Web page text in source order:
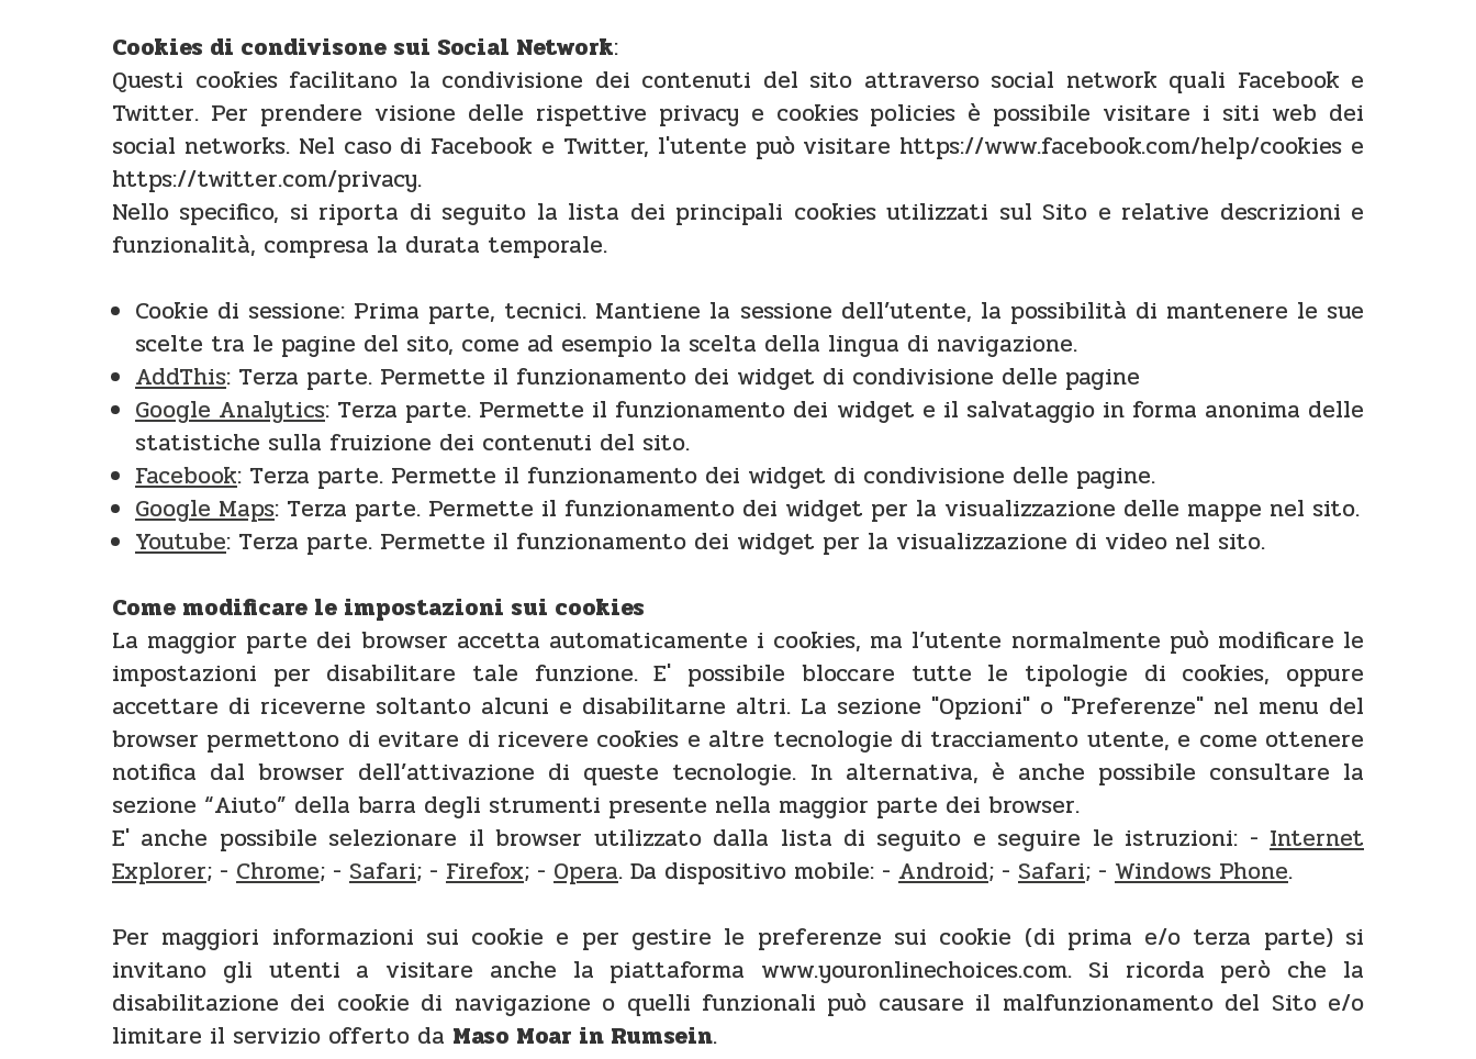
Cookies di condivisone sui Social Network:
Questi cookies facilitano la condivisione dei contenuti del sito attraverso social network quali Facebook e
Twitter. Per prendere visione delle rispettive privacy e cookies policies è possibile visitare i siti web dei
social networks. Nel caso di Facebook e Twitter, l'utente può visitare https://www.facebook.com/help/cookies e
https://twitter.com/privacy.
Nello specifico, si riporta di seguito la lista dei principali cookies utilizzati sul Sito e relative descrizioni e
funzionalità, compresa la durata temporale.
Cookie di sessione: Prima parte, tecnici. Mantiene la sessione dell’utente, la possibilità di mantenere le sue
scelte tra le pagine del sito, come ad esempio la scelta della lingua di navigazione.
AddThis: Terza parte. Permette il funzionamento dei widget di condivisione delle pagine
Google Analytics: Terza parte. Permette il funzionamento dei widget e il salvataggio in forma anonima delle
statistiche sulla fruizione dei contenuti del sito.
Facebook: Terza parte. Permette il funzionamento dei widget di condivisione delle pagine.
Google Maps: Terza parte. Permette il funzionamento dei widget per la visualizzazione delle mappe nel sito.
Youtube: Terza parte. Permette il funzionamento dei widget per la visualizzazione di video nel sito.
Come modificare le impostazioni sui cookies
La maggior parte dei browser accetta automaticamente i cookies, ma l’utente normalmente può modificare le
impostazioni per disabilitare tale funzione. E' possibile bloccare tutte le tipologie di cookies, oppure
accettare di riceverne soltanto alcuni e disabilitarne altri. La sezione "Opzioni" o "Preferenze" nel menu del
browser permettono di evitare di ricevere cookies e altre tecnologie di tracciamento utente, e come ottenere
notifica dal browser dell’attivazione di queste tecnologie. In alternativa, è anche possibile consultare la
sezione “Aiuto” della barra degli strumenti presente nella maggior parte dei browser.
E' anche possibile selezionare il browser utilizzato dalla lista di seguito e seguire le istruzioni: - Internet
Explorer; - Chrome; - Safari; - Firefox; - Opera. Da dispositivo mobile: - Android; - Safari; - Windows Phone.
Per maggiori informazioni sui cookie e per gestire le preferenze sui cookie (di prima e/o terza parte) si
invitano gli utenti a visitare anche la piattaforma www.youronlinechoices.com. Si ricorda però che la
disabilitazione dei cookie di navigazione o quelli funzionali può causare il malfunzionamento del Sito e/o
limitare il servizio offerto da Maso Moar in Rumsein.